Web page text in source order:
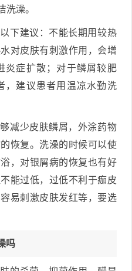
洗澡。
下建议：不能长期用较热
对皮肤有刺激作用，会增
炎症扩散；对于鳞屑较肥
，建议患者用温凉水勤洗
减少皮肤鳞屑，外涂药物
恢复。洗澡的时候可以使
，对银屑病的恢复也有好
能过低，过低不利于痂皮
易刺激皮肤发红等，要选
吗